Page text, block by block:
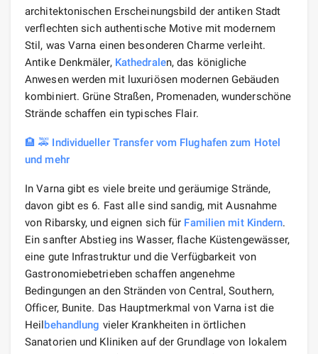
architektonischen Erscheinungsbild der antiken Stadt
verflechten sich authentische Motive mit modernem
Stil, was Varna einen besonderen Charme verleiht.
Antike Denkmäler, Kathedralen, das königliche
Anwesen werden mit luxuriösen modernen Gebäuden
kombiniert. Grüne Straßen, Promenaden, wunderschöne
Strände schaffen ein typisches Flair.
🏨 🚕 Individueller Transfer vom Flughafen zum Hotel
und mehr
In Varna gibt es viele breite und geräumige Strände,
davon gibt es 6. Fast alle sind sandig, mit Ausnahme
von Ribarsky, und eignen sich für Familien mit Kindern.
Ein sanfter Abstieg ins Wasser, flache Küstengewässer,
eine gute Infrastruktur und die Verfügbarkeit von
Gastronomiebetrieben schaffen angenehme
Bedingungen an den Stränden von Central, Southern,
Officer, Bunite. Das Hauptmerkmal von Varna ist die
Heilbehandlung vieler Krankheiten in örtlichen
Sanatorien und Kliniken auf der Grundlage von lokalem